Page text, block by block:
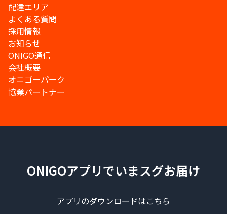
配達エリア
よくある質問
採用情報
お知らせ
ONIGO通信
会社概要
オニゴーパーク
協業パートナー
ONIGOアプリでいまスグお届け
アプリのダウンロードはこちら